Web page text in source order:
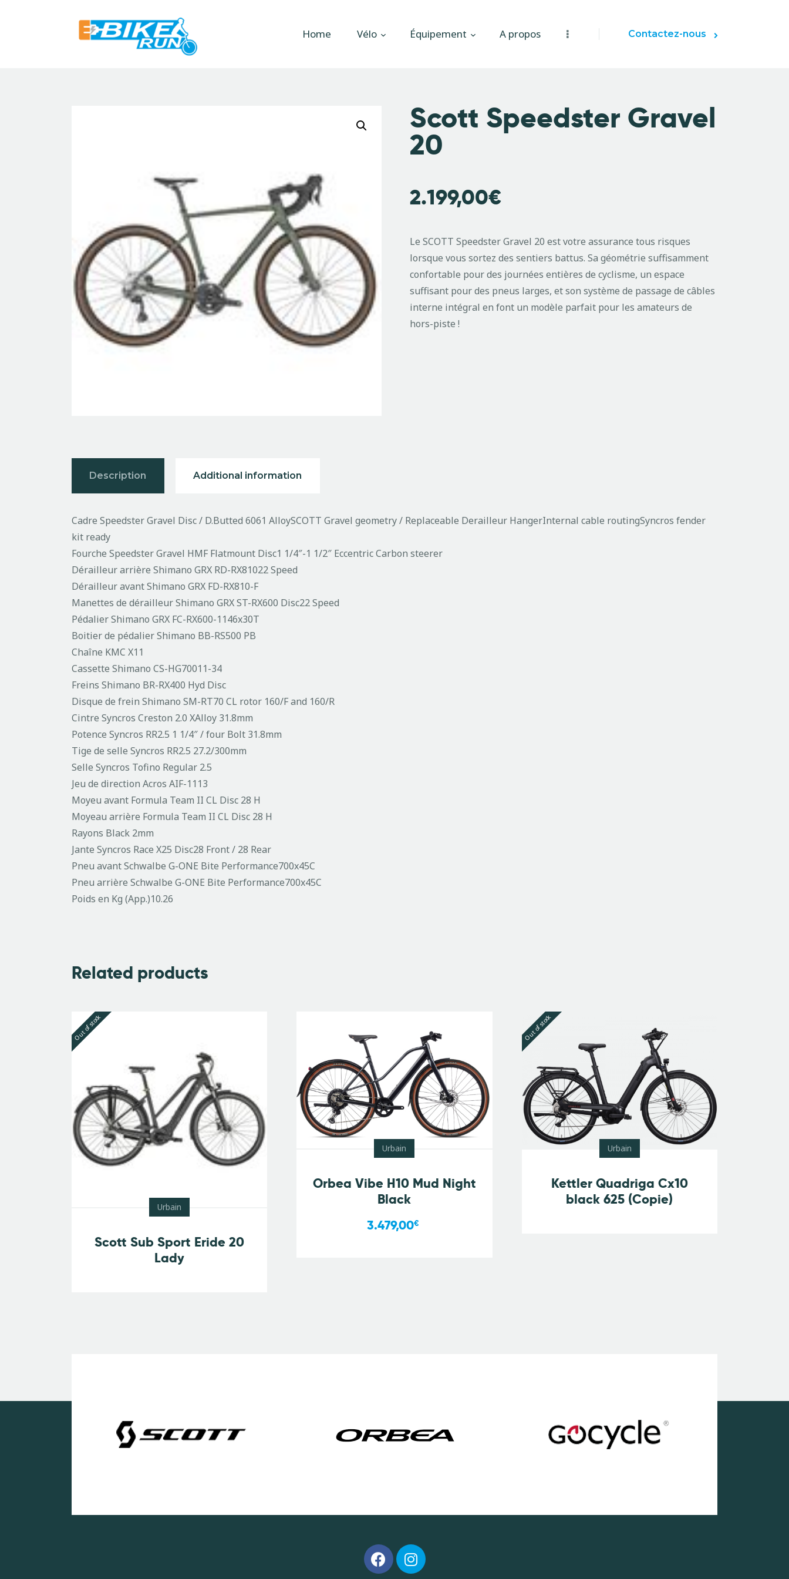
Home Vélo Équipement A propos Contactez-nous
Scott Speedster Gravel
20
2.199,00€
Le SCOTT Speedster Gravel 20 est votre assurance tous risques
lorsque vous sortez des sentiers battus. Sa géométrie suffisamment
confortable pour des journées entières de cyclisme, un espace
suffisant pour des pneus larges, et son système de passage de câbles
interne intégral en font un modèle parfait pour les amateurs de
hors-piste !
Description Additional information
Cadre Speedster Gravel Disc / D.Butted 6061 AlloySCOTT Gravel geometry / Replaceable Derailleur HangerInternal cable routingSyncros fender
kit ready
Fourche Speedster Gravel HMF Flatmount Disc1 1/4″-1 1/2″ Eccentric Carbon steerer
Dérailleur arrière Shimano GRX RD-RX81022 Speed
Dérailleur avant Shimano GRX FD-RX810-F
Manettes de dérailleur Shimano GRX ST-RX600 Disc22 Speed
Pédalier Shimano GRX FC-RX600-1146x30T
Boitier de pédalier Shimano BB-RS500 PB
Chaîne KMC X11
Cassette Shimano CS-HG70011-34
Freins Shimano BR-RX400 Hyd Disc
Disque de frein Shimano SM-RT70 CL rotor 160/F and 160/R
Cintre Syncros Creston 2.0 XAlloy 31.8mm
Potence Syncros RR2.5 1 1/4″ / four Bolt 31.8mm
Tige de selle Syncros RR2.5 27.2/300mm
Selle Syncros Tofino Regular 2.5
Jeu de direction Acros AIF-1113
Moyeu avant Formula Team II CL Disc 28 H
Moyeau arrière Formula Team II CL Disc 28 H
Rayons Black 2mm
Jante Syncros Race X25 Disc28 Front / 28 Rear
Pneu avant Schwalbe G-ONE Bite Performance700x45C
Pneu arrière Schwalbe G-ONE Bite Performance700x45C
Poids en Kg (App.)10.26
Related products
Out of stock
Urbain
Scott Sub Sport Eride 20
Lady
Urbain
Orbea Vibe H10 Mud Night
Black
3.479,00€
Out of stock
Urbain
Kettler Quadriga Cx10
black 625 (Copie)